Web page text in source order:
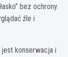
bez ochrony.
źle i
konserwacja i